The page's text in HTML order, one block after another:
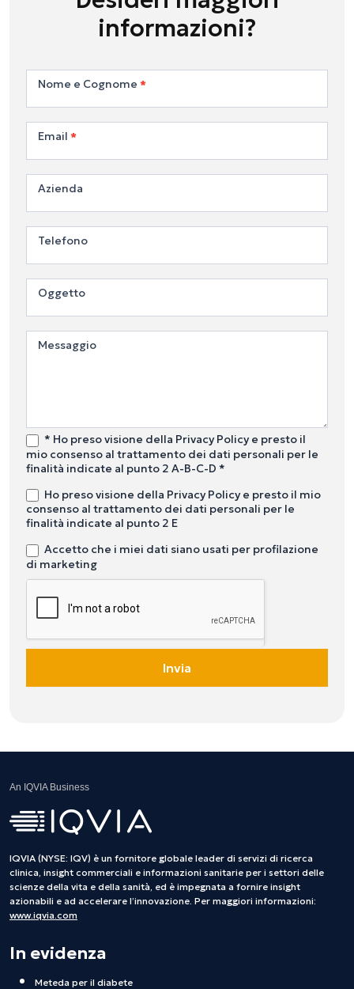
informazioni?
Contattaci
Nome e Cognome*
Email*
Azienda
Telefono
Oggetto
Messaggio
* Ho preso visione della Privacy Policy e presto il
mio consenso al trattamento dei dati personali per le
finalità indicate al punto 2 A-B-C-D *
Ho preso visione della Privacy Policy e presto il mio
consenso al trattamento dei dati personali per le
finalità indicate al punto 2 E
Accetto che i miei dati siano usati per profilazione
di marketing
Invia
An IQVIA Business
IQVIA (NYSE: IQV) è un fornitore globale leader di servizi di ricerca
clinica, insight commerciali e informazioni sanitarie per i settori delle
scienze della vita e della sanità, ed è impegnata a fornire insight
azionabili e ad accelerare l’innovazione. Per maggiori informazioni:
www.iqvia.com
In evidenza
Meteda per il diabete